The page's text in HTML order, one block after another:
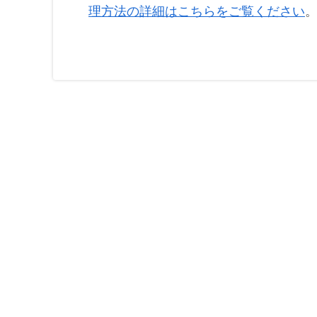
理方法の詳細はこちらをご覧ください。